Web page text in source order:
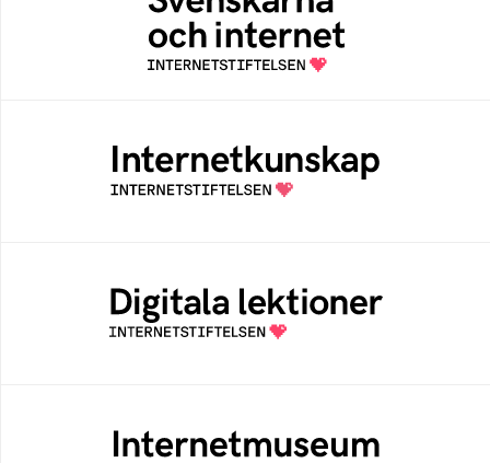
En årlig studie av svenska folkets
internetvanor
Samlad kunskap som hjälper dig att bli en
säker och medveten internetanvändare
Öppen digital lärresurs med färdiga lektioner
för alla stadier i grundskolan
Ett digitalt museum som byggts, och kureras